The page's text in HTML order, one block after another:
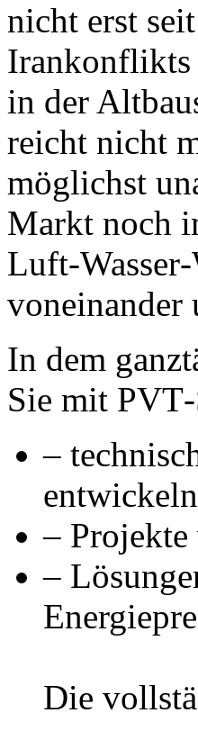
nicht erst
Irankonflikts
in der
reicht nicht
möglichst
Markt noch
voneinander
In dem
Sie mit
–
–
–
Die